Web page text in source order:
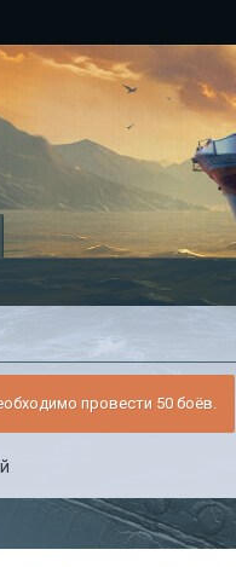
провести 50 боёв.